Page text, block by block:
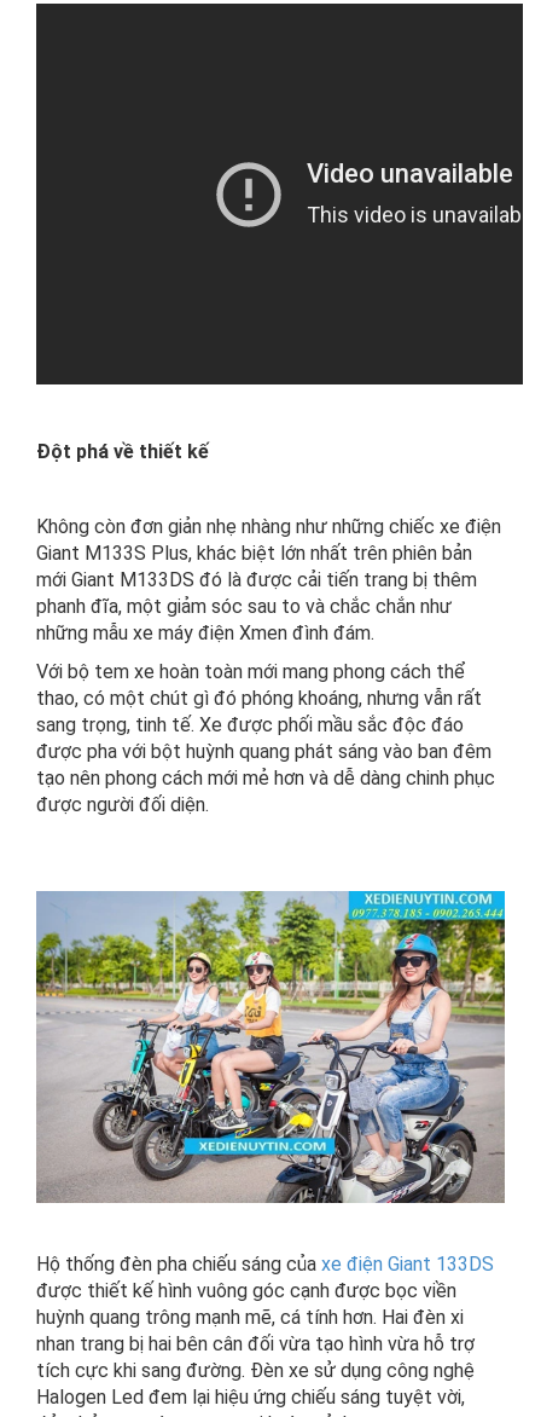
Đột phá về thiết kế
Không còn đơn giản nhẹ nhàng như những chiếc xe điện
Giant M133S Plus, khác biệt lớn nhất trên phiên bản
mới Giant M133DS đó là được cải tiến trang bị thêm
phanh đĩa, một giảm sóc sau to và chắc chắn như
những mẫu xe máy điện Xmen đình đám.
Với bộ tem xe hoàn toàn mới mang phong cách thể
thao, có một chút gì đó phóng khoáng, nhưng vẫn rất
sang trọng, tinh tế. Xe được phối mầu sắc độc đáo
được pha với bột huỳnh quang phát sáng vào ban đêm
tạo nên phong cách mới mẻ hơn và dễ dàng chinh phục
được người đối diện.
Hộ thống đèn pha chiếu sáng của xe điện Giant 133DS
được thiết kế hình vuông góc cạnh được bọc viền
huỳnh quang trông mạnh mẽ, cá tính hơn. Hai đèn xi
nhan trang bị hai bên cân đối vừa tạo hình vừa hỗ trợ
tích cực khi sang đường. Đèn xe sử dụng công nghệ
Halogen Led đem lại hiệu ứng chiếu sáng tuyệt vời,